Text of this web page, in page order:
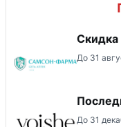
Скидка
До 31
До 31